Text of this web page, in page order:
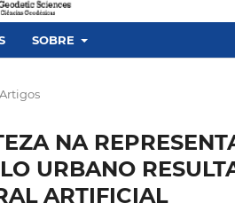
SOBRE
Artigos
NA
URBANO
ARTIFICIAL